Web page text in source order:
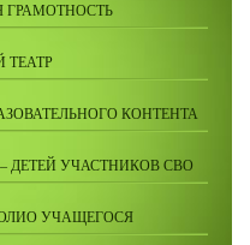
ТЕАТР
КОНТЕНТА
ДЕТЕЙ УЧАСТНИКОВ СВО
УЧАЩЕГОСЯ